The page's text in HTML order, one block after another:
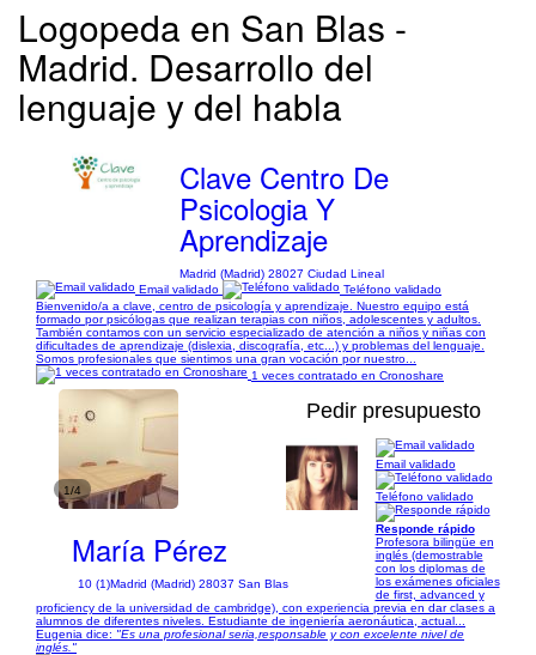
Logopeda en San Blas -
Madrid. Desarrollo del
lenguaje y del habla
Clave Centro De
Psicologia Y
Aprendizaje
Madrid (Madrid) 28027 Ciudad Lineal
Email validado
Teléfono validado
Bienvenido/a a clave, centro de psicología y aprendizaje. Nuestro equipo está
formado por psicólogas que realizan terapias con niños, adolescentes y adultos.
También contamos con un servicio especializado de atención a niños y niñas con
dificultades de aprendizaje (dislexia, discografía, etc...) y problemas del lenguaje.
Somos profesionales que sientimos una gran vocación por nuestro...
1 veces contratado en Cronoshare
1/4
Pedir presupuesto
María Pérez
10 (1)Madrid (Madrid) 28037 San Blas
Email validado
Teléfono validado
Responde rápido
Profesora bilingüe en
inglés (demostrable
con los diplomas de
los exámenes oficiales
de first, advanced y
proficiency de la universidad de cambridge), con experiencia previa en dar clases a
alumnos de diferentes niveles. Estudiante de ingeniería aeronáutica, actual...
Eugenia dice: "Es una profesional seria,responsable y con excelente nivel de
inglés."